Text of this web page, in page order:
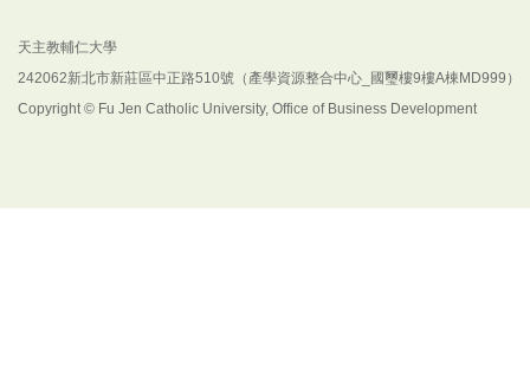
天主教輔仁大學
242062新北市新莊區中正路510號（產學資源整合中心_國璽樓9樓A棟MD999）
Copyright © Fu Jen Catholic University, Office of Business Development